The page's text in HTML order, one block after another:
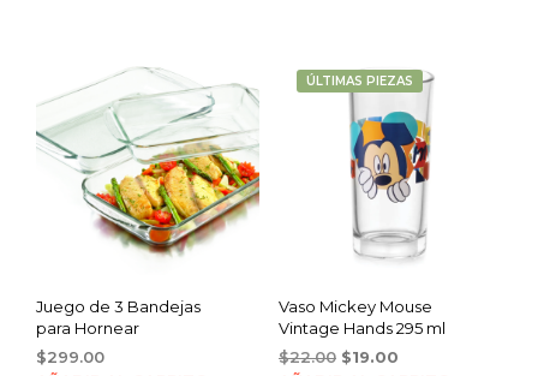
Juego de 3 Bandejas
para Hornear
$299.00
ÚLTIMAS PIEZAS
Vaso Mickey Mouse
Vintage Hands 295 ml
$22.00 Original
$19.00Current